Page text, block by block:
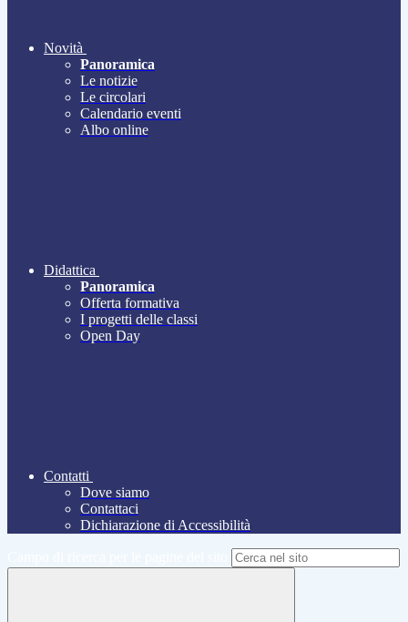
Novità
Panoramica
Le notizie
Le circolari
Calendario eventi
Albo online
Didattica
Panoramica
Offerta formativa
I progetti delle classi
Open Day
Contatti
Dove siamo
Contattaci
Dichiarazione di Accessibilità